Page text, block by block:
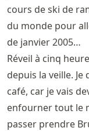
cours de ski de
du monde pour
de janvier 2005…
Réveil à cinq
depuis la veille.
café, car je vais
enfourner tout le
passer prendre